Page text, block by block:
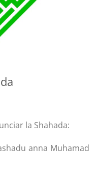
la Shahada:
anna Muhamad